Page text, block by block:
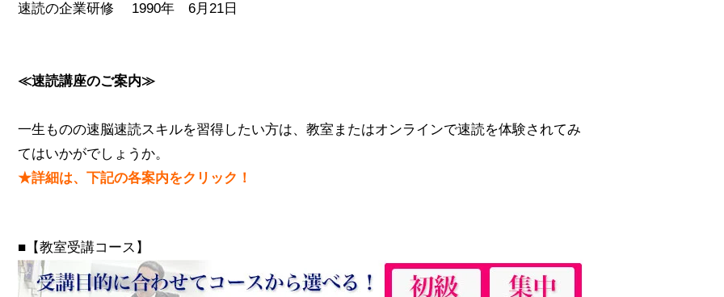
速読の企業研修 1990年 6月21日
≪速読講座のご案内≫
一生ものの速脳速読スキルを習得したい方は、教室またはオンラインで速読を体験されてみ
てはいかがでしょうか。
★詳細は、下記の各案内をクリック！
■【教室受講コース】